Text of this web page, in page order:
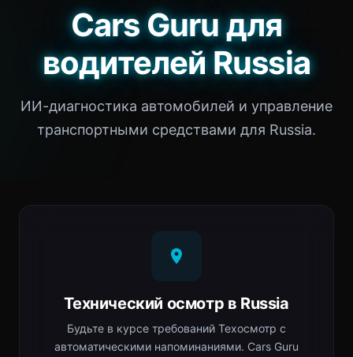
Cars Guru для
водителей Russia
ИИ-диагностика автомобилей и управление
транспортными средствами для Russia.
Технический осмотр в Russia
Будьте в курсе требований Техосмотр с
автоматическими напоминаниями. Cars Guru